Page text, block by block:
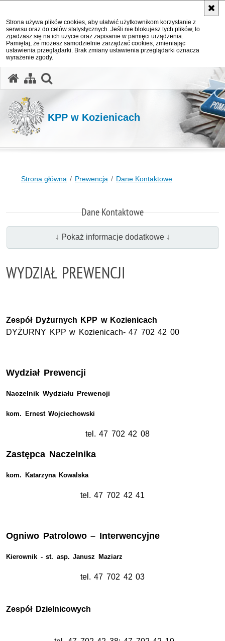
Strona używa plików cookies, aby ułatwić użytkownikom korzystanie z
serwisu oraz do celów statystycznych. Jeśli nie blokujesz tych plików, to
zgadzasz się na ich użycie oraz zapisanie w pamięci urządzenia.
Pamiętaj, że możesz samodzielnie zarządzać cookies, zmieniając
ustawienia przeglądarki. Brak zmiany ustawienia przeglądarki oznacza
wyrażenie zgody.
KPP w Kozienicach
Strona główna Prewencja Dane Kontaktowe
Dane Kontaktowe
↓ Pokaż informacje dodatkowe ↓
WYDZIAŁ PREWENCJI
Zespół Dyżurnych KPP w Kozienicach
DYŻURNY KPP w Kozienicach- 47 702 42 00
Wydział Prewencji
Naczelnik Wydziału Prewencji
kom. Ernest Wojciechowski
tel. 47 702 42 08
Zastępca Naczelnika
kom. Katarzyna Kowalska
tel. 47 702 42 41
Ogniwo Patrolowo – Interwencyjne
Kierownik - st. asp. Janusz Maziarz
tel. 47 702 42 03
Zespół Dzielnicowych